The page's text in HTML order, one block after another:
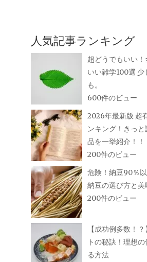
人気記事ランキング
超どうでもいい
いい雑学100選
も。
600件のビュー
2026年最新版 超
ンキング！きっ
品を一挙紹介！！
200件のビュー
危険！納豆90％
納豆の選び方と
200件のビュー
【成功例多数！
トの秘訣！理想
る方法